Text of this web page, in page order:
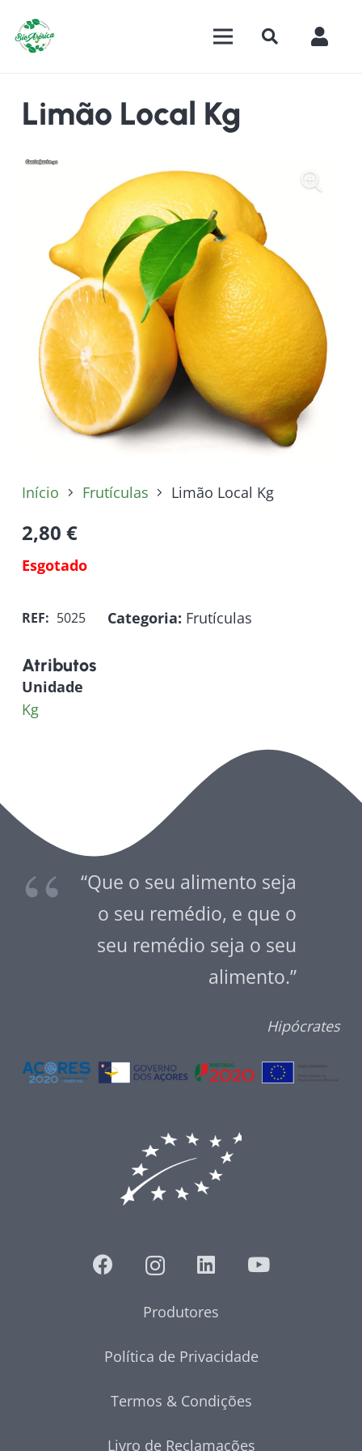
Limão Local Kg
Início Frutículas Limão Local Kg
2,80 €
Esgotado
REF: 5025 Categoria: Frutículas
Atributos
Unidade
Kg
“Que o seu alimento seja
o seu remédio, e que o
seu remédio seja o seu
alimento.”
Hipócrates
Produtores
Política de Privacidade
Termos & Condições
Livro de Reclamações